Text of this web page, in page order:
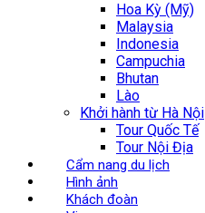
Hoa Kỳ (Mỹ)
Malaysia
Indonesia
Campuchia
Bhutan
Lào
Khởi hành từ Hà Nội
Tour Quốc Tế
Tour Nội Địa
Cẩm nang du lịch
Hình ảnh
Khách đoàn